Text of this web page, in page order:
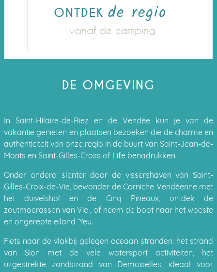
ONTDEK de regio
vanaf de camping
DE OMGEVING
In Saint-Hilaire-de-Riez en de Vendée kun je van de
vakantie genieten en plaatsen bezoeken die de charme en
authenticiteit van onze regio in de buurt van Saint-Jean-de-
Monts en Saint-Gilles-Cross of Life benadrukken.
Onder andere: slenter door de vissershaven van Saint-
Gilles-Croix-de-Vie, bewonder de Corniche Vendéenne met
het duivelshol en de Cinq Pineaux, ontdek de
zoutmoerassen van Vie , of neem de boot naar het woeste
en ongerepte eiland ‘Yeu.
Fiets naar de vlakbij gelegen oceaan stranden: het strand
van Sion met de vele watersport activiteiten, het
uitgestrekte zandstrand van Demoiselles, ideaal voor